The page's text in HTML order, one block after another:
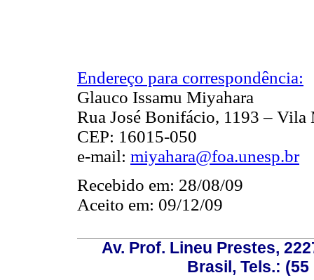
Endereço para correspondência:
Glauco Issamu Miyahara
Rua José Bonifácio, 1193 – Vila
CEP: 16015-050
e-mail: miyahara@foa.unesp.br
Recebido em: 28/08/09
Aceito em: 09/12/09
Av. Prof. Lineu Prestes,
Brasil, Tels.: (55